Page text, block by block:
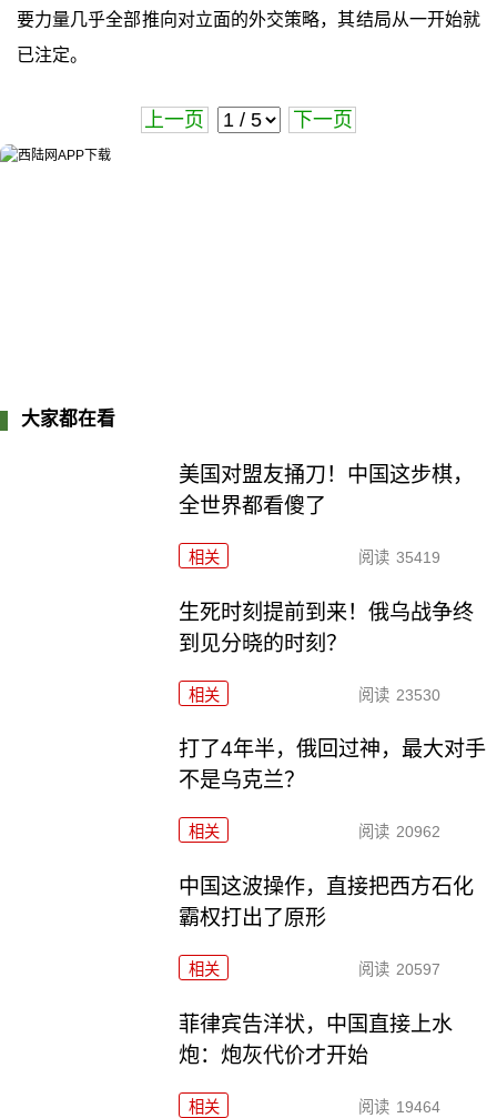
要力量几乎全部推向对立面的外交策略，其结局从一开始就
已注定。
上一页 下一页
大家都在看
美国对盟友捅刀！中国这步棋，
全世界都看傻了
相关 阅读 35419
生死时刻提前到来！俄乌战争终
到见分晓的时刻？
相关 阅读 23530
打了4年半，俄回过神，最大对手
不是乌克兰？
相关 阅读 20962
中国这波操作，直接把西方石化
霸权打出了原形
相关 阅读 20597
菲律宾告洋状，中国直接上水
炮：炮灰代价才开始
相关 阅读 19464